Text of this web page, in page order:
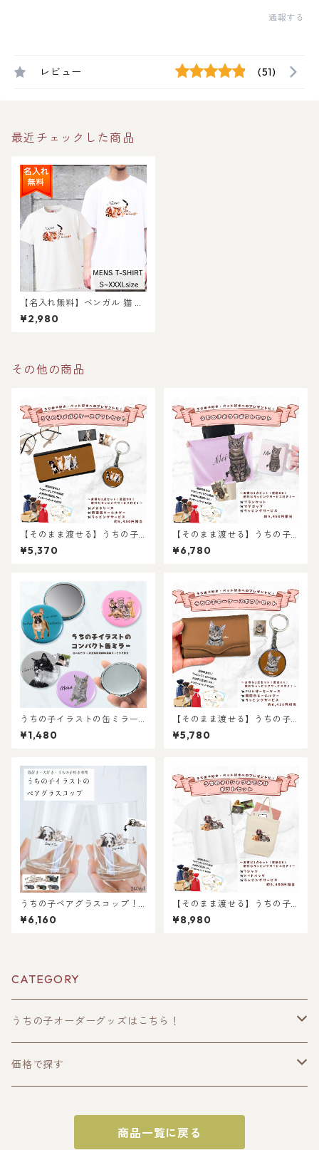
通報する
レビュー (51)
最近チェックした商品
【名入れ無料】ベンガル 猫 の
メンズ Tシャツ / 猫好きさん
へのギフトに 選ばれている大
¥2,980
その他の商品
【そのまま渡せる】うちの子
メガネケースギフトセット｜
猫好き・犬好き・ペット好き
に！写真からリアルなイラス
ト作成・ラッピング無料・ペ
ット好き・犬好き・猫好きへ
のプレゼントに！！ラッピン
グあり！父の日・母の日のギ
フトに！
¥5,370
【そのまま渡せる】うちの子
おうちギフトセット｜写真か
らリアルなイラスト作成・ラ
トに！マグカップとブランケ
ット！父の日・母の日のプレ
ゼントに！
¥6,780
うちの子イラストの缶ミラー/
世界に一つだけのイラストグ
ッズ♪猫好き・犬好き・ペッ
にも・お祝いにもおすすめ
¥1,480
【そのまま渡せる】うちの子
キーケースギフトセット｜写
真からリアルなイラスト作
レゼントに！
¥5,780
うちの子ペアグラスコップ！
犬猫うちの子好き専用！ペッ
トのお写真からイラスト作
¥6,160
【そのまま渡せる】うちの子T
シャツおでかけギフトセット
｜写真からリアルなイラスト
¥8,980
CATEGORY
うちの子オーダーグッズはこちら！
うちの子トップス
価格で探す
商品一覧に戻る